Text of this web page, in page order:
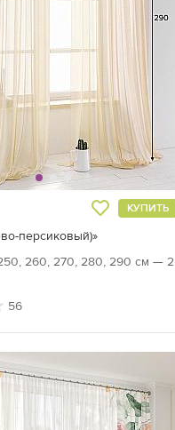
КУПИТЬ
персиковый)»
260, 270, 280, 290 см — 2
56